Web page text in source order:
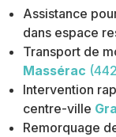
Assistance
dans espace
Transport de
Massérac
Intervention
centre-ville
Remorquage